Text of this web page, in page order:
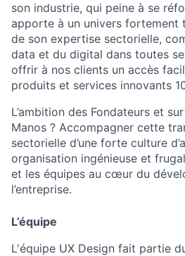
son industrie, qui peine à se
apporte à un univers fortement
de son expertise sectorielle,
data et du digital dans toutes
offrir à nos clients un accès
produits et services innovants
L’ambition des Fondateurs et
Manos ? Accompagner cette
sectorielle d’une forte culture
organisation ingénieuse et
et les équipes au cœur du
l’entreprise.
L’équipe
L'équipe UX Design fait partie